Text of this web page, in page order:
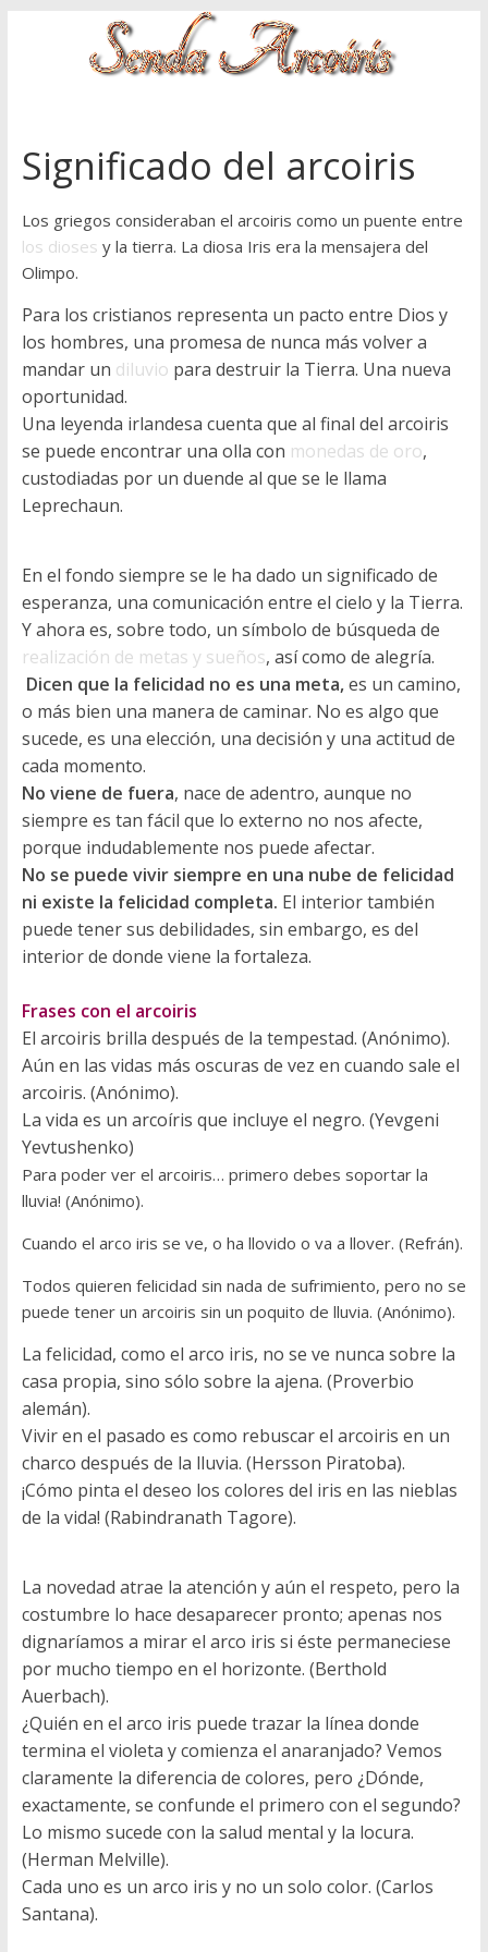
arcoiris
Flor
I.
Santos
blogs
Significado del arcoiris
Los griegos consideraban el arcoiris como un puente entre
los dioses y la tierra. La diosa Iris era la mensajera del
Olimpo.
Para los cristianos representa un pacto entre Dios y
los hombres, una promesa de nunca más volver a
mandar un diluvio para destruir la Tierra. Una nueva
oportunidad.
Una leyenda irlandesa cuenta que al final del arcoiris
se puede encontrar una olla con monedas de oro,
custodiadas por un duende al que se le llama
Leprechaun.
En el fondo siempre se le ha dado un significado de
esperanza, una comunicación entre el cielo y la Tierra.
Y ahora es, sobre todo, un símbolo de búsqueda de
realización de metas y sueños, así como de alegría.
Dicen que la felicidad no es una meta,es un camino,
o más bien una manera de caminar. No es algo que
sucede, es una elección, una decisión y una actitud de
cada momento.
No viene de fuera, nace de adentro, aunque no
siempre es tan fácil que lo externo no nos afecte,
porque indudablemente nos puede afectar.
No se puede vivir siempre en una nube de felicidad
ni existe la felicidad completa. El interior también
puede tener sus debilidades, sin embargo, es del
interior de donde viene la fortaleza.
Frases con el arcoiris
El arcoiris brilla después de la tempestad. (Anónimo).
Aún en las vidas más oscuras de vez en cuando sale el
arcoiris. (Anónimo).
La vida es un arcoíris que incluye el negro. (Yevgeni
Yevtushenko)
Para poder ver el arcoiris… primero debes soportar la
lluvia! (Anónimo).
Cuando el arco iris se ve, o ha llovido o va a llover. (Refrán).
Todos quieren felicidad sin nada de sufrimiento, pero no se
puede tener un arcoiris sin un poquito de lluvia. (Anónimo).
La felicidad, como el arco iris, no se ve nunca sobre la
casa propia, sino sólo sobre la ajena. (Proverbio
alemán).
Vivir en el pasado es como rebuscar el arcoiris en un
charco después de la lluvia. (Hersson Piratoba).
¡Cómo pinta el deseo los colores del iris en las nieblas
de la vida! (Rabindranath Tagore).
La novedad atrae la atención y aún el respeto, pero la
costumbre lo hace desaparecer pronto; apenas nos
dignaríamos a mirar el arco iris si éste permaneciese
por mucho tiempo en el horizonte. (Berthold
Auerbach).
¿Quién en el arco iris puede trazar la línea donde
termina el violeta y comienza el anaranjado? Vemos
claramente la diferencia de colores, pero ¿Dónde,
exactamente, se confunde el primero con el segundo?
Lo mismo sucede con la salud mental y la locura.
(Herman Melville).
Cada uno es un arco iris y no un solo color. (Carlos
Santana).